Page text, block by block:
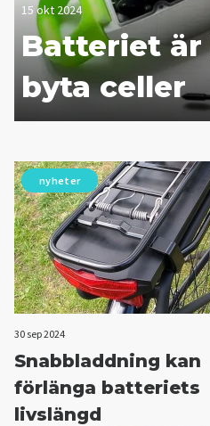
15 okt 2024
Batteriet
byta celler
nyheter
30 sep 2024
Snabbladdning kan
förlänga batteriets
livslängd